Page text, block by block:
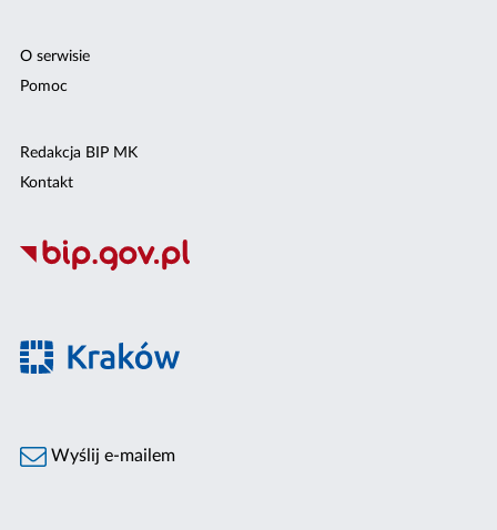
O serwisie
Pomoc
Redakcja BIP MK
Kontakt
Wyślij e-mailem